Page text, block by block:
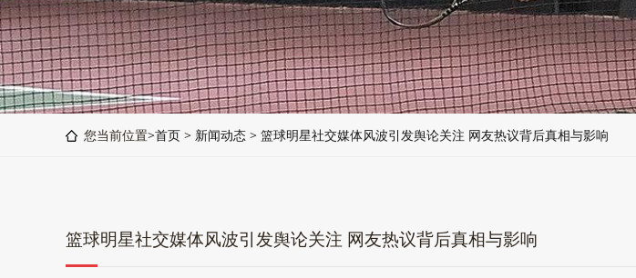
您当前位置>首页 > 新闻动态 > 篮球明星社交媒体风波引发舆论关注 网友热议背后真相与影响
篮球明星社交媒体风波引发舆论关注 网友热议背后真相与影响